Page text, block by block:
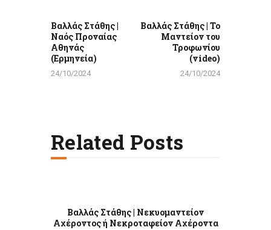
Bαλλάς Στάθης |
Ναός Προναίας
Αθηνάς
(Ερμηνεία)
24/10/2024
Βαλλάς Στάθης | Το
Μαντείον του
Τροφωνίου
(video)
24/10/2024
Related Posts
Βαλλάς Στάθης | Νεκυομαντείον
Αχέροντος ή Νεκροταφείον Αχέροντα